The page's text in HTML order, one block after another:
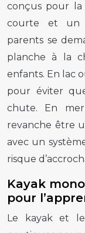
conçus pour la
courte et un
parents se
planche à la
enfants. En lac
pour éviter
chute. En
revanche être
avec un
risque
Kayak
pour
Le kayak et